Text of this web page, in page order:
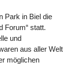
Park in Biel die
Forum“ statt.
und
aus aller Welt
möglichen